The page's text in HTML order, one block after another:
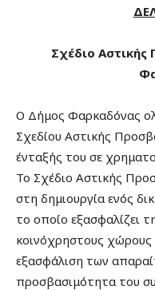
Σχέδιο
Ο Δήμος Φαρκαδόνας
Σχεδίου Αστικής
ένταξής του σε
Το Σχέδιο Αστικής
στη δημιουργία ενός
το οποίο εξασφαλίζει
κοινόχρηστους χώρους
εξασφάλιση των
προσβασιμότητα του